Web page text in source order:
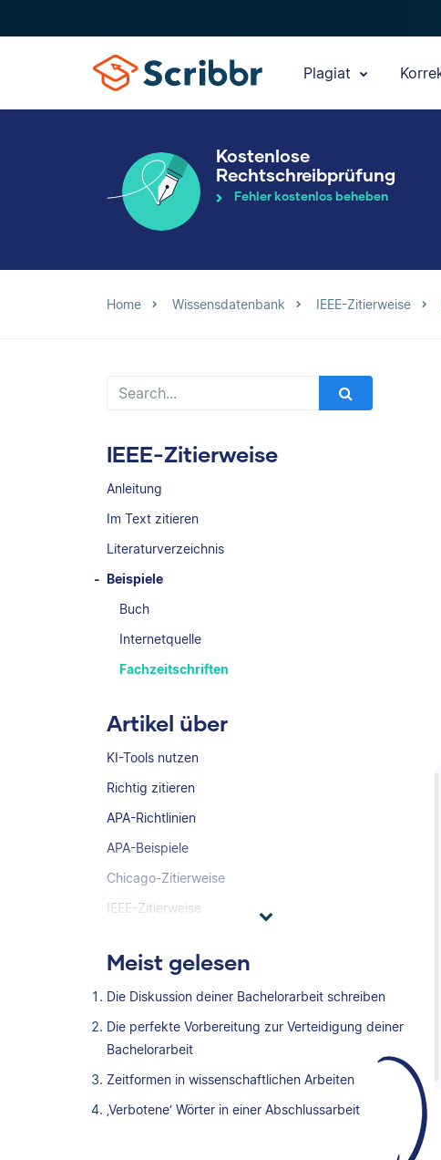
Plagiat
Kostenlose
Rechtschreibprüfung
Fehler kostenlos beheben
Home Wissensdatenbank IEEE-Zitierweise
IEEE-Zitierweise
Anleitung
Im Text zitieren
Literaturverzeichnis
Beispiele
Buch
Internetquelle
Fachzeitschriften
Artikel über
KI-Tools nutzen
Richtig zitieren
APA-Richtlinien
APA-Beispiele
Chicago-Zitierweise
IEEE-Zitierweise
Meist gelesen
Die Diskussion deiner Bachelorarbeit schreiben
Die perfekte Vorbereitung zur Verteidigung deiner
Bachelorarbeit
Zeitformen in wissenschaftlichen Arbeiten
‚Verbotene‘ Wörter in einer Abschlussarbeit